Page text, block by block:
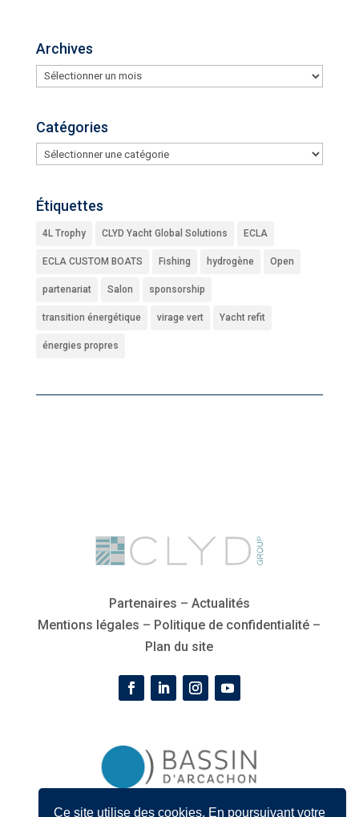
Ce site utilise des cookies. En poursuivant votre
Archives
Archives
Catégories
Catégories
Étiquettes
4L Trophy CLYD Yacht Global Solutions ECLA
ECLA CUSTOM BOATS Fishing hydrogène Open
partenariat Salon sponsorship
transition énergétique virage vert Yacht refit
énergies propres
Partenaires – Actualités
Mentions légales – Politique de confidentialité –
Plan du site